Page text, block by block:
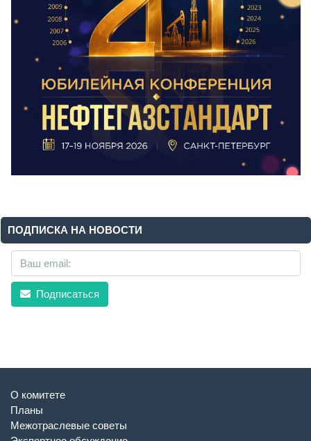
ПОДПИСКА НА НОВОСТИ
Подписаться
О комитете
Планы
Межотраслевые советы